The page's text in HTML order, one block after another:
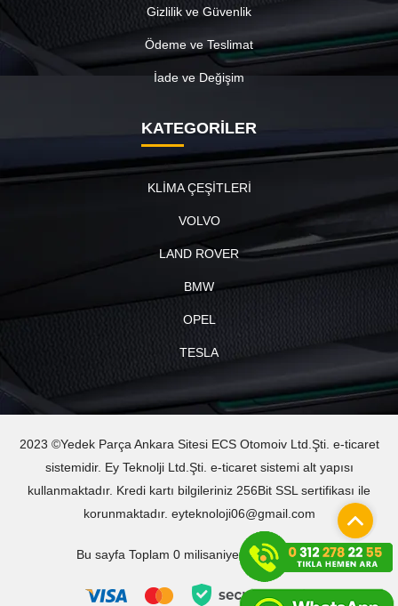
Gizlilik ve Güvenlik
Ödeme ve Teslimat
İade ve Değişim
KATEGORİLER
KLİMA ÇEŞİTLERİ
VOLVO
LAND ROVER
BMW
OPEL
TESLA
2023 ©Yedek Parça Ankara Sitesi ECS Otomoiv Ltd.Şti. e-ticaret
sistemidir. Ey Teknolji Ltd.Şti. e-ticaret sistemi alt yapısı
kullanmaktadır. Kredi kartı bilgileriniz 256Bit SSL sertifikası ile
korunmaktadır. eyteknoloji06@gmail.com
Bu sayfa Toplam 0 milisaniyede oluşturuldu.